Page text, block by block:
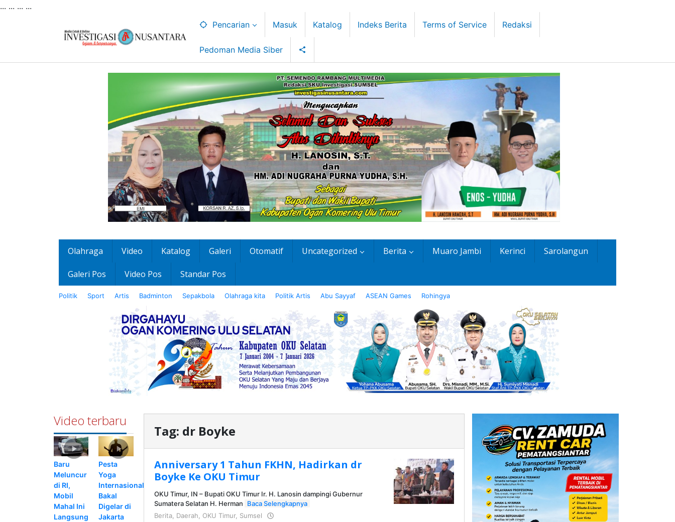
... ... ... ...
Pencarian Masuk Katalog Indeks Berita Terms of Service Redaksi
Pedoman Media Siber
Olahraga Video Katalog Galeri Otomatif Uncategorized Berita Muaro Jambi Kerinci Sarolangun
Galeri Pos Video Pos Standar Pos
Politik Sport Artis Badminton Sepakbola Olahraga kita Politik Artis Abu Sayyaf ASEAN Games Rohingya
Video terbaru
Baru
Meluncur
di RI,
Mobil
Mahal Ini
Langsung
Pesta
Yoga
Internasional
Bakal
Digelar di
Jakarta
Tag: dr Boyke
Anniversary 1 Tahun FKHN, Hadirkan dr
Boyke Ke OKU Timur
OKU Timur, IN – Bupati OKU Timur Ir. H. Lanosin dampingi Gubernur
Sumatera Selatan H. Herman
Baca Selengkapnya
Berita, Daerah, OKU Timur, Sumsel